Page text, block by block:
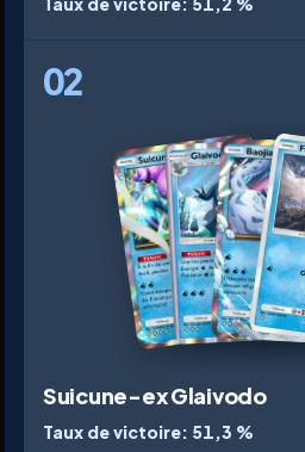
02
Suicune-ex Glaivodo
Taux de victoire: 51,3 %